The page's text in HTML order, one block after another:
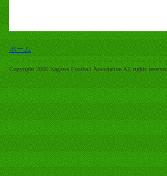
ホーム
Copyright 2006 Kagawa Football Association All rights